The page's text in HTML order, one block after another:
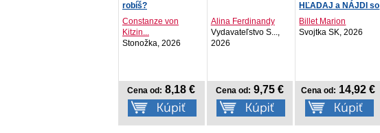
robíš?
Constanze von
Kitzin...
Stonožka, 2026
Cena od: 8,18 €
Alina Ferdinandy
Vydavateľstvo S...,
2026
Cena od: 9,75 €
HĽADAJ a NÁJDI so
zvu...
Billet Marion
Svojtka SK, 2026
Cena od: 14,92 €